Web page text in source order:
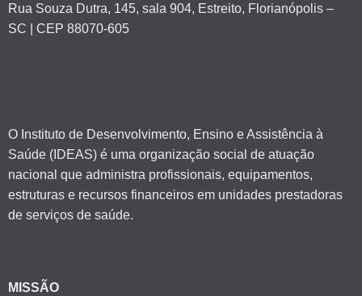
Rua Souza Dutra, 145, sala 904, Estreito, Florianópolis –
SC | CEP 88070-605
O Instituto de Desenvolvimento, Ensino e Assistência à
Saúde (IDEAS) é uma organização social de atuação
nacional que administra profissionais, equipamentos,
estruturas e recursos financeiros em unidades prestadoras
de serviços de saúde.
MISSÃO